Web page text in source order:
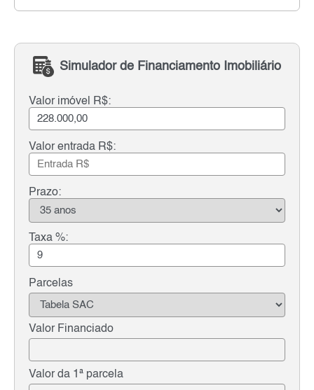
Simulador de Financiamento Imobiliário
Valor imóvel R$:
Valor entrada R$:
Prazo:
Taxa %:
Parcelas
Valor Financiado
Valor da 1ª parcela